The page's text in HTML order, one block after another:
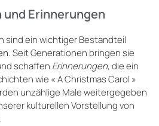
Erinnerungen
sind ein wichtiger Bestandteil
. Seit Generationen bringen sie
schaffen Erinnerungen, die ein
wie « A Christmas Carol »
unzählige Male weitergegeben
kulturellen Vorstellung von